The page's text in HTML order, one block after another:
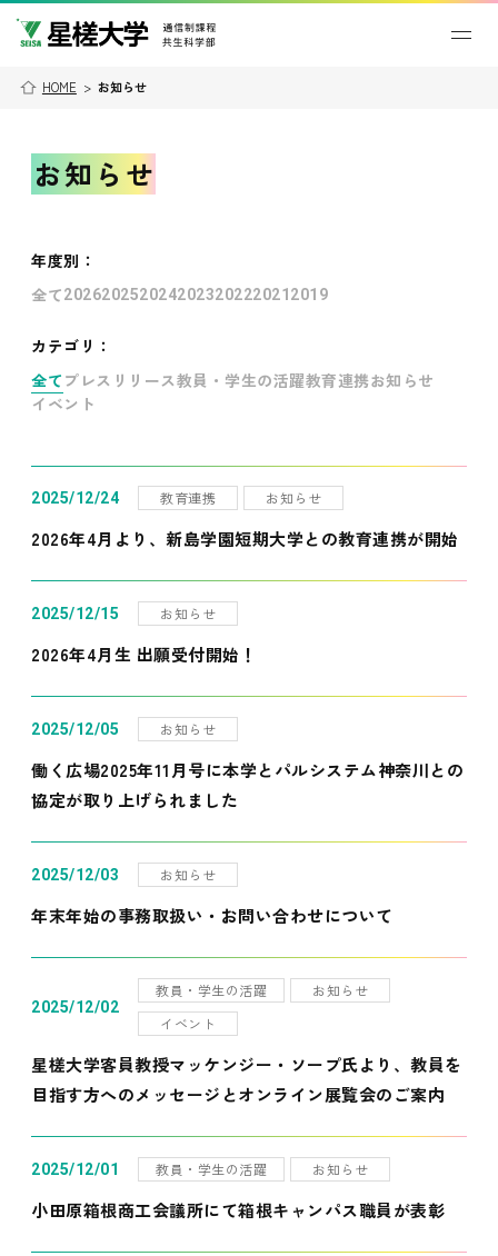
HOME > お知らせ
お知らせ
年度別 ：
全て202620252024202320222021 2019
カテゴリ：
全て プレスリリース教員・学生の活躍教育連携お知らせ
イベント
2025/12/24 教育連携 お知らせ
2026年4月より、新島学園短期大学との教育連携が開始
2025/12/15 お知らせ
2026年4月生 出願受付開始！
2025/12/05 お知らせ
働く広場2025年11月号に本学とパルシステム神奈川との
協定が取り上げられました
2025/12/03 お知らせ
年末年始の事務取扱い・お問い合わせについて
2025/12/02
教員・学生の活躍
お知らせ
イベント
星槎大学客員教授マッケンジー・ソープ氏より、教員を
目指す方へのメッセージとオンライン展覧会のご案内
2025/12/01 教員・学生の活躍 お知らせ
小田原箱根商工会議所にて箱根キャンパス職員が表彰